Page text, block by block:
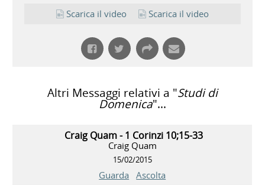
Scarica il video Scarica il video
Altri Messaggi relativi a "Studi di
Domenica"...
Craig Quam - 1 Corinzi 10;15-33
Craig Quam
15/02/2015
Guarda Ascolta